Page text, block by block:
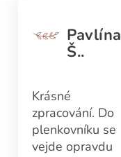
Pavlína
Š..
Krásné
zpracování. Do
plenkovníku se
vejde opravdu